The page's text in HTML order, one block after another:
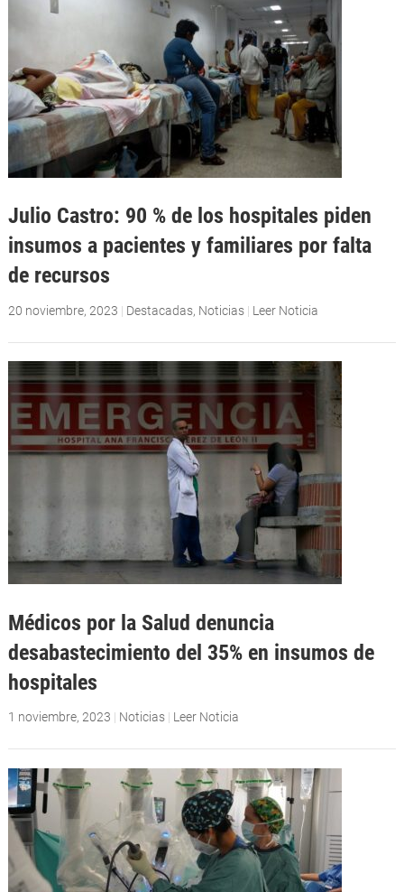
Julio Castro: 90 % de los hospitales piden
insumos a pacientes y familiares por falta
de recursos
20 noviembre, 2023 | Destacadas, Noticias | Leer Noticia
Médicos por la Salud denuncia
desabastecimiento del 35% en insumos de
hospitales
1 noviembre, 2023 | Noticias | Leer Noticia